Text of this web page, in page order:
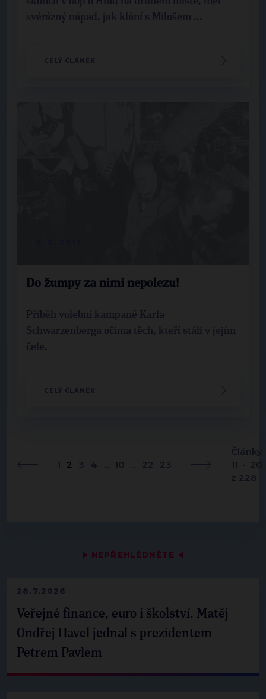
▶ NEPŘEHLÉDNĚTE ◀
28.7.2026
Veřejné finance, euro i školství. Matěj
Ondřej Havel jednal s prezidentem
Petrem Pavlem
svérázný nápad, jak klání s Milošem ...
CELÝ ČLÁNEK
Do žumpy za nimi nepolezu!
Příběh volební kampaně Karla
Schwarzenberga očima těch, kteří stáli v jejím
čele.
CELÝ ČLÁNEK
1 2 3 4 10 22 23
Články
11 - 20
z 228